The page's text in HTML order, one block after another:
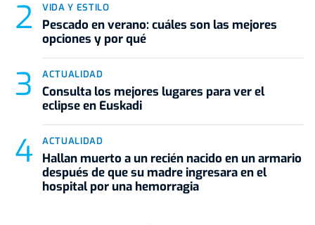
VIDA Y ESTILO
Pescado en verano: cuáles son las mejores
opciones y por qué
ACTUALIDAD
Consulta los mejores lugares para ver el
eclipse en Euskadi
ACTUALIDAD
Hallan muerto a un recién nacido en un armario
después de que su madre ingresara en el
hospital por una hemorragia